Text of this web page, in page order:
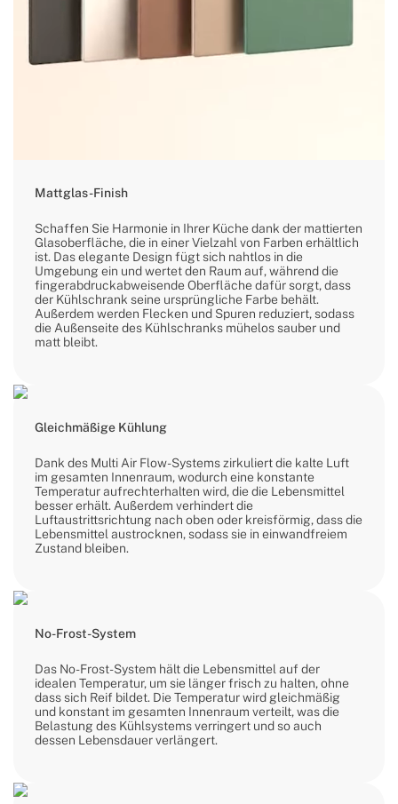
Mattglas-Finish
Schaffen Sie Harmonie in Ihrer Küche dank der mattierten
Glasoberfläche, die in einer Vielzahl von Farben erhältlich
ist. Das elegante Design fügt sich nahtlos in die
Umgebung ein und wertet den Raum auf, während die
fingerabdruckabweisende Oberfläche dafür sorgt, dass
der Kühlschrank seine ursprüngliche Farbe behält.
Außerdem werden Flecken und Spuren reduziert, sodass
die Außenseite des Kühlschranks mühelos sauber und
matt bleibt.
Gleichmäßige Kühlung
Dank des Multi Air Flow-Systems zirkuliert die kalte Luft
im gesamten Innenraum, wodurch eine konstante
Temperatur aufrechterhalten wird, die die Lebensmittel
besser erhält. Außerdem verhindert die
Luftaustrittsrichtung nach oben oder kreisförmig, dass die
Lebensmittel austrocknen, sodass sie in einwandfreiem
Zustand bleiben.
No-Frost-System
Das No-Frost-System hält die Lebensmittel auf der
idealen Temperatur, um sie länger frisch zu halten, ohne
dass sich Reif bildet. Die Temperatur wird gleichmäßig
und konstant im gesamten Innenraum verteilt, was die
Belastung des Kühlsystems verringert und so auch
dessen Lebensdauer verlängert.